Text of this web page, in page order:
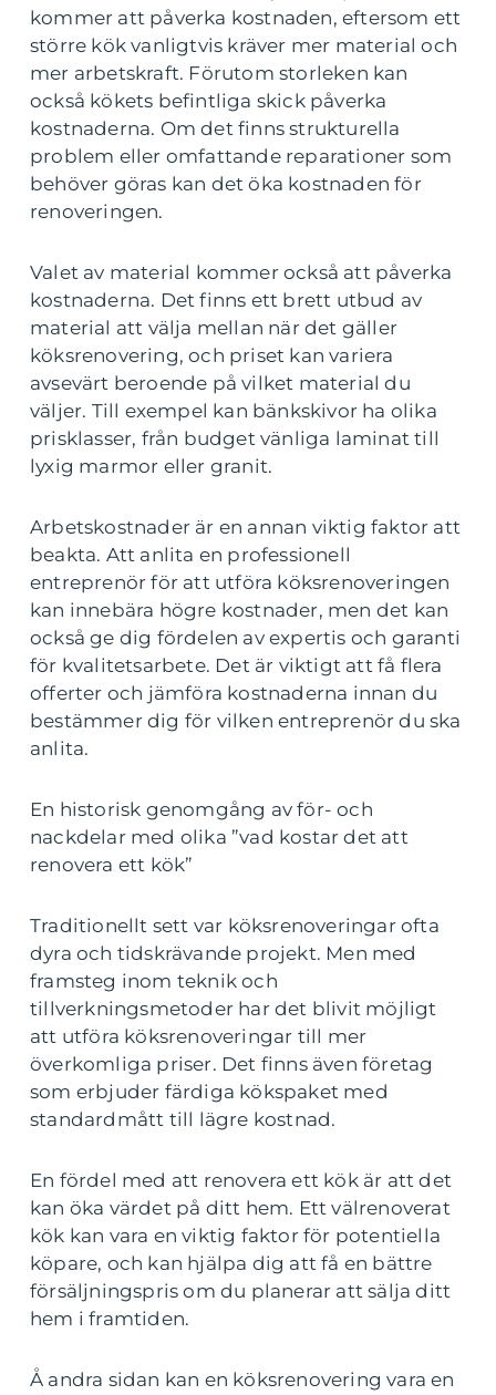
kommer att påverka kostnaden, eftersom ett
större kök vanligtvis kräver mer material och
mer arbetskraft. Förutom storleken kan
också kökets befintliga skick påverka
kostnaderna. Om det finns strukturella
problem eller omfattande reparationer som
behöver göras kan det öka kostnaden för
renoveringen.
Valet av material kommer också att påverka
kostnaderna. Det finns ett brett utbud av
material att välja mellan när det gäller
köksrenovering, och priset kan variera
avsevärt beroende på vilket material du
väljer. Till exempel kan bänkskivor ha olika
prisklasser, från budget vänliga laminat till
lyxig marmor eller granit.
Arbetskostnader är en annan viktig faktor att
beakta. Att anlita en professionell
entreprenör för att utföra köksrenoveringen
kan innebära högre kostnader, men det kan
också ge dig fördelen av expertis och garanti
för kvalitetsarbete. Det är viktigt att få flera
offerter och jämföra kostnaderna innan du
bestämmer dig för vilken entreprenör du ska
anlita.
En historisk genomgång av för- och
nackdelar med olika ”vad kostar det att
renovera ett kök”
Traditionellt sett var köksrenoveringar ofta
dyra och tidskrävande projekt. Men med
framsteg inom teknik och
tillverkningsmetoder har det blivit möjligt
att utföra köksrenoveringar till mer
överkomliga priser. Det finns även företag
som erbjuder färdiga kökspaket med
standardmått till lägre kostnad.
En fördel med att renovera ett kök är att det
kan öka värdet på ditt hem. Ett välrenoverat
kök kan vara en viktig faktor för potentiella
köpare, och kan hjälpa dig att få en bättre
försäljningspris om du planerar att sälja ditt
hem i framtiden.
Å andra sidan kan en köksrenovering vara en